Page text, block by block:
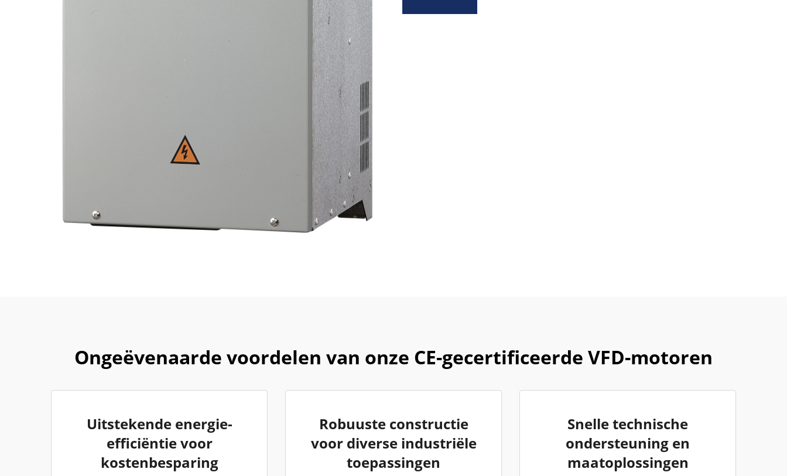
Ongeëvenaarde voordelen van onze CE-gecertificeerde VFD-motoren
Uitstekende energie-
efficiëntie voor
kostenbesparing
Robuuste constructie
voor diverse industriële
toepassingen
Snelle technische
ondersteuning en
maatoplossingen